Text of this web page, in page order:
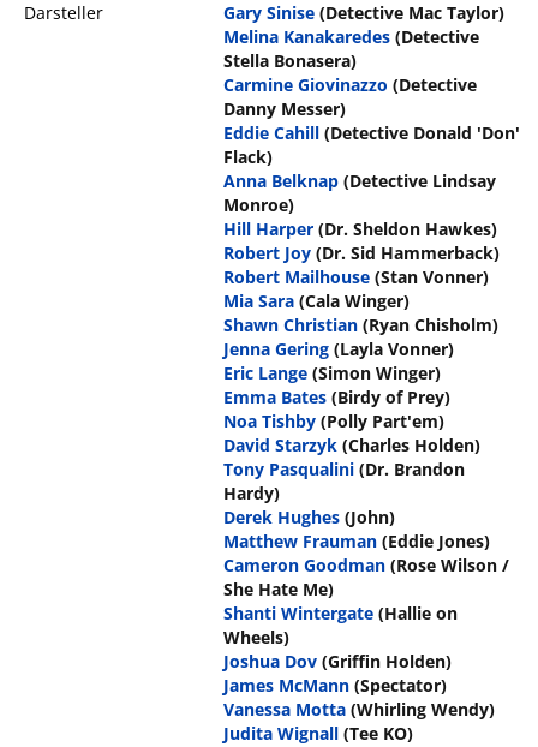
Darsteller
Gary Sinise (Detective Mac Taylor)
Melina Kanakaredes (Detective
Stella Bonasera)
Carmine Giovinazzo (Detective
Danny Messer)
Eddie Cahill (Detective Donald 'Don'
Flack)
Anna Belknap (Detective Lindsay
Monroe)
Hill Harper (Dr. Sheldon Hawkes)
Robert Joy (Dr. Sid Hammerback)
Robert Mailhouse (Stan Vonner)
Mia Sara (Cala Winger)
Shawn Christian (Ryan Chisholm)
Jenna Gering (Layla Vonner)
Eric Lange (Simon Winger)
Emma Bates (Birdy of Prey)
Noa Tishby (Polly Part'em)
David Starzyk (Charles Holden)
Tony Pasqualini (Dr. Brandon
Hardy)
Derek Hughes (John)
Matthew Frauman (Eddie Jones)
Cameron Goodman (Rose Wilson /
She Hate Me)
Shanti Wintergate (Hallie on
Wheels)
Joshua Dov (Griffin Holden)
James McMann (Spectator)
Vanessa Motta (Whirling Wendy)
Judita Wignall (Tee KO)